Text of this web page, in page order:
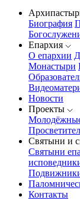
Биография
Епархия
О епархии
Монастыри
Новости
Проекты
Святыни и
Святыни
Контакты